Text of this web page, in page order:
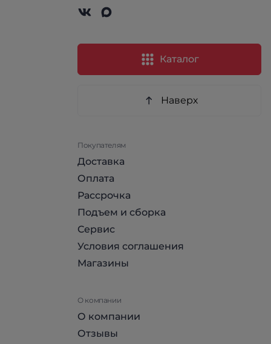
Каталог
Наверх
Покупателям
Доставка
Оплата
Рассрочка
Подъем и сборка
Сервис
Условия соглашения
Магазины
О компании
О компании
Отзывы